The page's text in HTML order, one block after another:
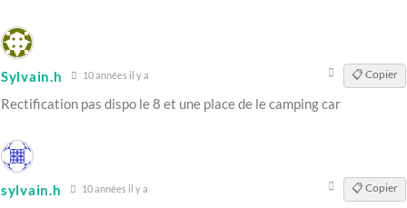
Sylvain.h 10 années il y a 📋 Copier
Rectification pas dispo le 8 et une place de le camping car
sylvain.h 10 années il y a 📋 Copier